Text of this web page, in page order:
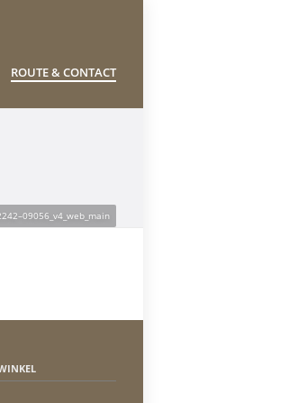
ROUTE & CONTACT